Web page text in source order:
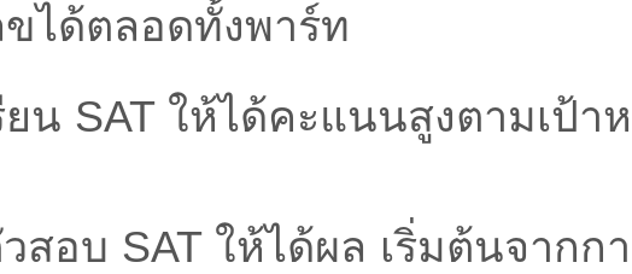
ขได้ตลอดทั้งพาร์ท
ยน SAT ให้ได้คะแนนสูงตามเป้า
สอบ SAT ให้ได้ผล เริ่มต้นจากก